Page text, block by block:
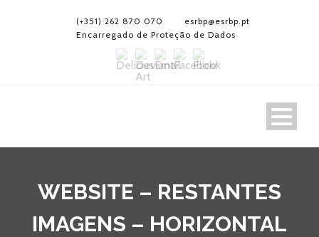
(+351) 262 870 070
esrbp@esrbp.pt
Encarregado de Proteção de Dados
WEBSITE – RESTANTES
IMAGENS – HORIZONTAL